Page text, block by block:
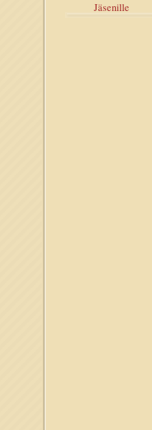
Jäsenille